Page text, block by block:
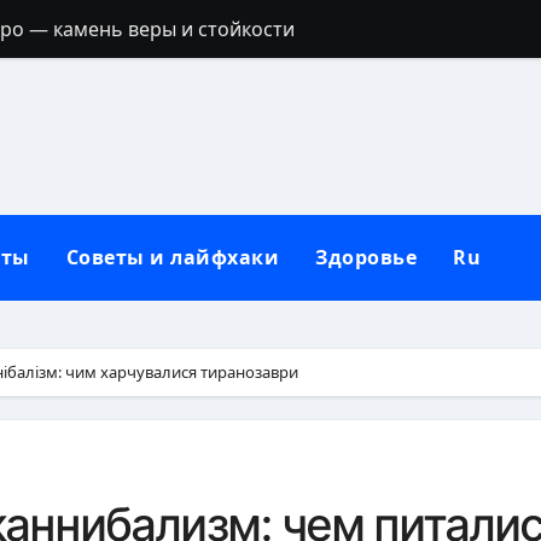
— камень веры и стойкости
филе: точное время и секреты сочности
кольцо: традиции, приметы и современные
секреты выбора и нанесения
для организма
на стол: полное руководство без наказаний
Советы и лайфхаки Здоровье Ru
чим харчувалися тиранозаври
чем